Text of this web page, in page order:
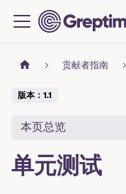
贡献者指南
版本：1.1
本页总览
单元测试